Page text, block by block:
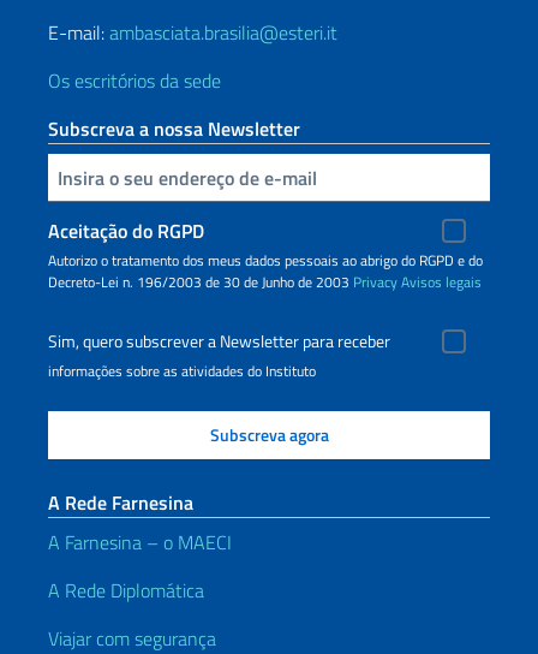
E-mail:ambasciata.brasilia@esteri.it
Os escritórios da sede
Subscreva a nossa Newsletter
Inserisci la tua email
Aceitação do RGPD
Autorizo o tratamento dos meus dados pessoais ao abrigo do RGPD e do
Decreto-Lei n. 196/2003 de 30 de Junho de 2003 PrivacyAvisos legais
Sim, quero subscrever a Newsletter para receber
informações sobre as atividades do Instituto
A Rede Farnesina
A Farnesina – o MAECI
A Rede Diplomática
Viajar com segurança